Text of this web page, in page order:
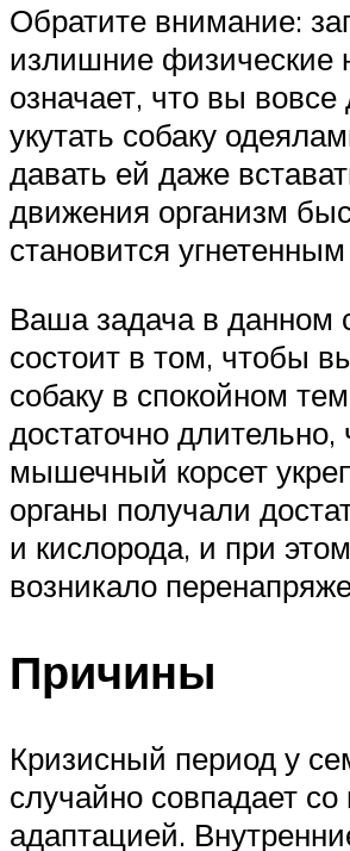
Обратите внимание:
излишние физические
означает, что вы
укутать собаку
давать ей даже
движения организм
становится угнетенным
Ваша задача в данном
состоит в том, чтобы
собаку в спокойном
достаточно
мышечный корсет
органы получали
и кислорода, и при
возникало
Причины
Кризисный период у
случайно совпадает
адаптацией.